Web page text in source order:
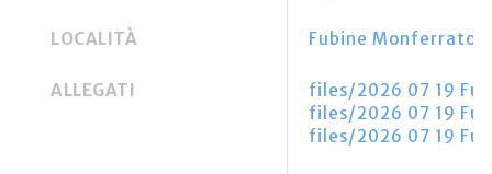
LOCALITÀ Fubine Monferrato
ALLEGATI
files/2026 07 19
files/2026 07 19
files/2026 07 19